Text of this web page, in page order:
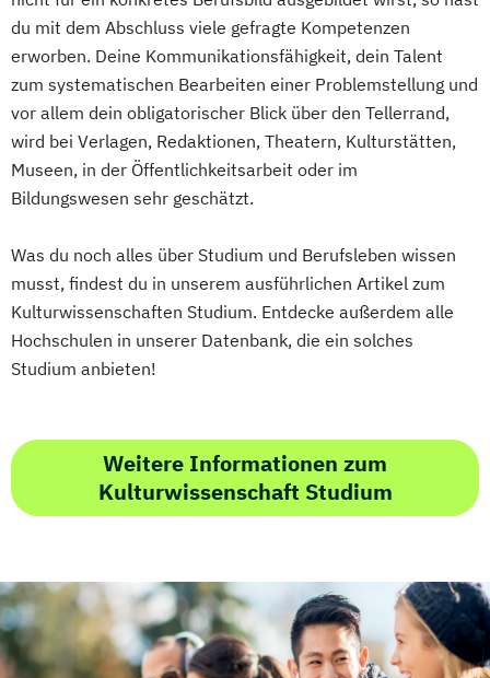
du mit dem Abschluss viele gefragte Kompetenzen
erworben. Deine Kommunikationsfähigkeit, dein Talent
zum systematischen Bearbeiten einer Problemstellung und
vor allem dein obligatorischer Blick über den Tellerrand,
wird bei Verlagen, Redaktionen, Theatern, Kulturstätten,
Museen, in der Öffentlichkeitsarbeit oder im
Bildungswesen sehr geschätzt.
Was du noch alles über Studium und Berufsleben wissen
musst, findest du in unserem ausführlichen Artikel zum
Kulturwissenschaften Studium. Entdecke außerdem alle
Hochschulen in unserer Datenbank, die ein solches
Studium anbieten!
Weitere Informationen zum
Kulturwissenschaft Studium